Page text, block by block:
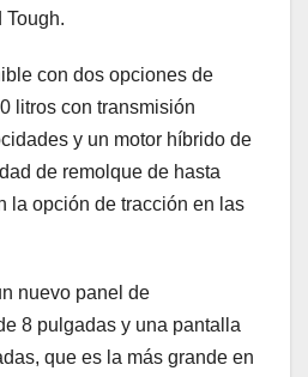
Tough.
con dos opciones de
litros con transmisión
y un motor híbrido de
de remolque de hasta
la opción de tracción en las
nuevo panel de
8 pulgadas y una pantalla
que es la más grande en